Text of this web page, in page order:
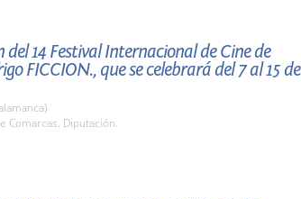
del 14 Festival Internacional de Cine de
FICCION., que se celebrará del 7 al 15 de
Comarcas. Diputación.